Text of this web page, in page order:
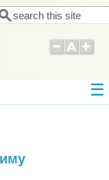
поиска